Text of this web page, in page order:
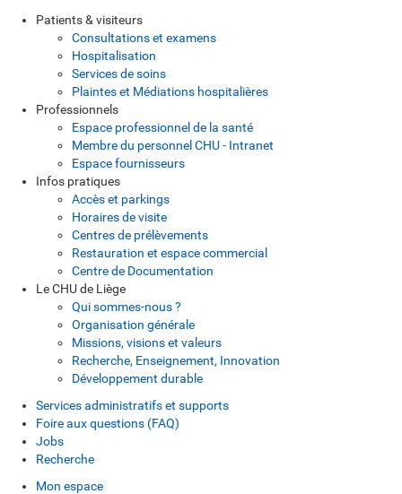
Patients & visiteurs
Consultations et examens
Hospitalisation
Services de soins
Plaintes et Médiations hospitalières
Professionnels
Espace professionnel de la santé
Membre du personnel CHU - Intranet
Espace fournisseurs
Infos pratiques
Accès et parkings
Horaires de visite
Centres de prélèvements
Restauration et espace commercial
Centre de Documentation
Le CHU de Liège
Qui sommes-nous ?
Organisation générale
Missions, visions et valeurs
Recherche, Enseignement, Innovation
Développement durable
Services administratifs et supports
Foire aux questions (FAQ)
Jobs
Recherche
Mon espace